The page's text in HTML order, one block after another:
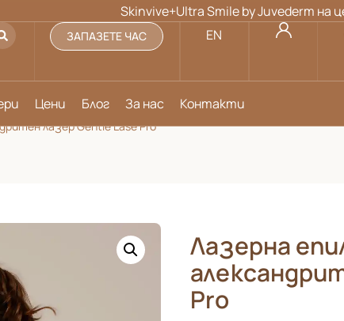
Skinvive+Ultra Smile by Juvederm на цена
ЗАПАЗЕТЕ ЧАС EN
Цени Блог За нас Контакти
лазер Gentle Lase Pro
Лазерна
Pro